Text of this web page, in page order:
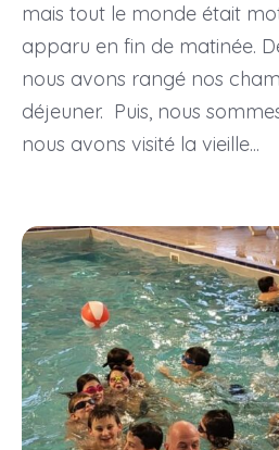
mais tout le monde était
apparu en fin de matinée.
nous avons rangé nos
déjeuner. Puis, nous
nous avons visité la vieille...